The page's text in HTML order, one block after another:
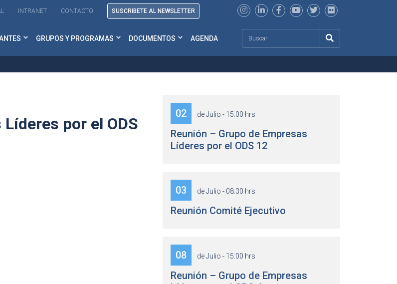
INTRANET CONTACTO SUSCRIBETE AL NEWSLETTER
GRUPOS Y PROGRAMAS DOCUMENTOS AGENDA
por el ODS
02 de Julio - 15:00 hrs
Reunión – Grupo de Empresas
Líderes por el ODS 12
03 de Julio - 08:30 hrs
Reunión Comité Ejecutivo
08 de Julio - 15:00 hrs
Reunión – Grupo de Empresas